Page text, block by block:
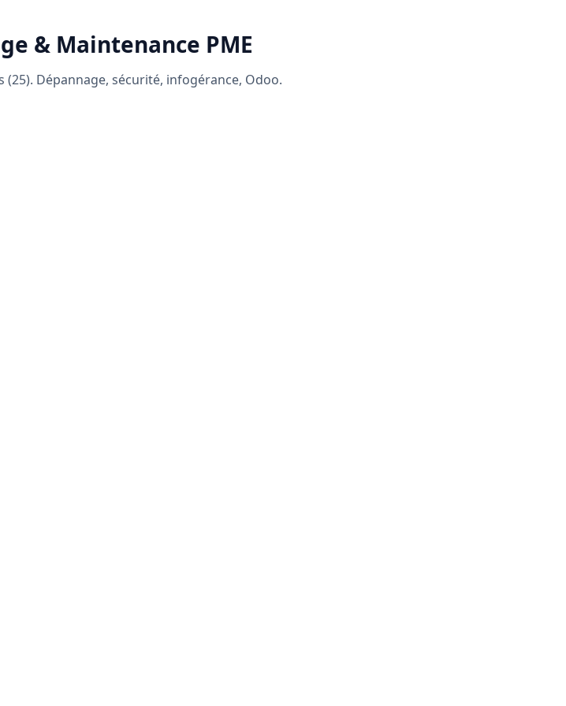
& Maintenance PME
Dépannage, sécurité, infogérance, Odoo.